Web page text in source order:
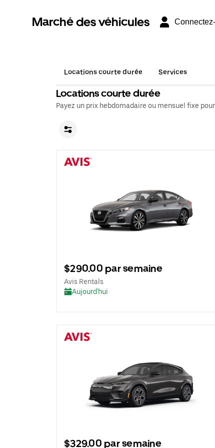
Marché des véhicules
Locations courte durée Services
Locations courte durée
Payez un prix hebdomadaire ou mensuel fixe
$290.00 par semaine
Avis Rentals
Aujourd'hui
$329.00 par semaine